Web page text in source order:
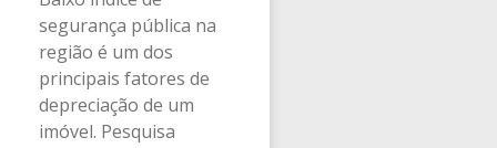
segurança pública na
região é um dos
principais fatores de
depreciação de um
imóvel. Pesquisa